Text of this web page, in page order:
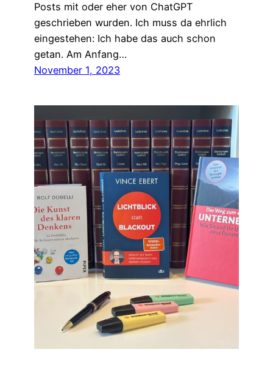
Posts mit oder eher von ChatGPT
geschrieben wurden. Ich muss da ehrlich
eingestehen: Ich habe das auch schon
getan. Am Anfang…
November 1, 2023